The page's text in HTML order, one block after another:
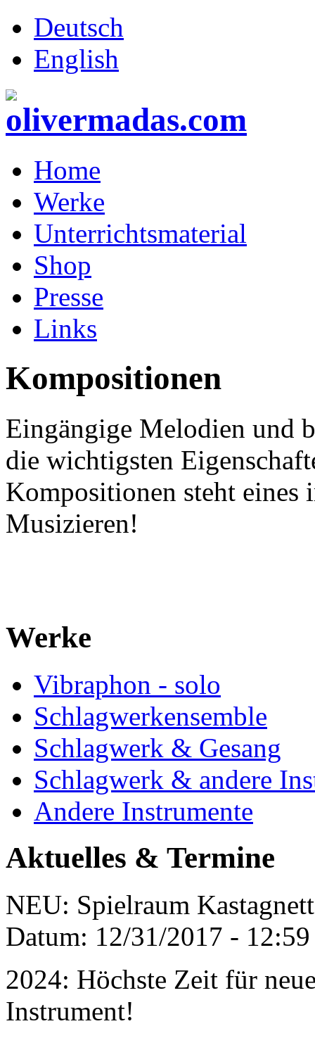
Deutsch
English
Home
Werke
Unterrichtsmaterial
Shop
Presse
Links
Kompositionen
Eingängige Melodien und
die wichtigsten
Kompositionen steht eines
Musizieren!
Werke
Vibraphon - solo
Schlagwerkensemble
Schlagwerk & Gesang
Schlagwerk & andere
Andere Instrumente
Aktuelles & Termine
NEU: Spielraum
Datum: 12/31/2017 - 12:59
2024: Höchste Zeit für
Instrument!